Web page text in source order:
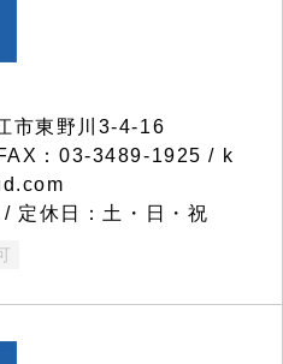
市東野川3-4-16
：03-3489-1925 / k
定休日：土・日・祝